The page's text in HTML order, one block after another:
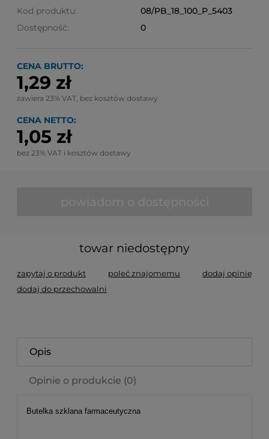
Kod produktu:
08/PB_18_100_P_5403
Dostępność:
0
CENA BRUTTO:
1,29 zł
zawiera 23% VAT, bez kosztów dostawy
CENA NETTO:
1,05 zł
bez 23% VAT i kosztów dostawy
towar niedostępny
zapytaj o produkt poleć znajomemu
dodaj opinię
dodaj do przechowalni
Opis
Opinie o produkcie (0)
Butelka szklana farmaceutyczna